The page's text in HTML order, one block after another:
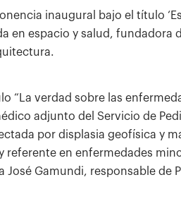
inaugural bajo el título
en espacio y salud,
“La verdad sobre las
adjunto del Servicio de
por displasia geofísica y
en enfermedades
José Gamundi, responsable de